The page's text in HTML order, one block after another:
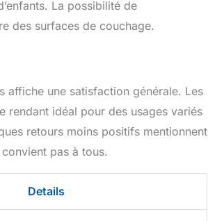
La possibilité de
des surfaces de couchage.
affiche une satisfaction générale. Les
rendant idéal pour des usages variés
retours moins positifs mentionnent
pas à tous.
Details